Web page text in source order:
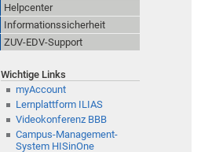
Helpcenter
Informationssicherheit
ZUV-EDV-Support
Wichtige Links
myAccount
Lernplattform ILIAS
Videokonferenz BBB
Campus-Management-
System HISinOne